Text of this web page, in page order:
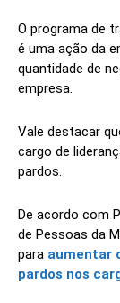
O programa de
é uma ação da
quantidade de
empresa.
Vale destacar
cargo de
pardos.
De acordo com
de Pessoas da
para aumentar
pardos nos